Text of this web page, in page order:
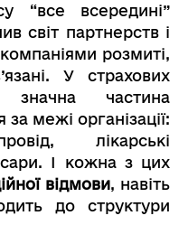
“все всередині”
світ партнерств і
розмиті,
У страхових
значна частина
межі організації:
лікарські
І кожна з цих
відмови, навіть
до структури